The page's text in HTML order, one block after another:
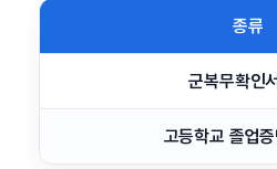
종류
군복무확인
고등학교 졸업